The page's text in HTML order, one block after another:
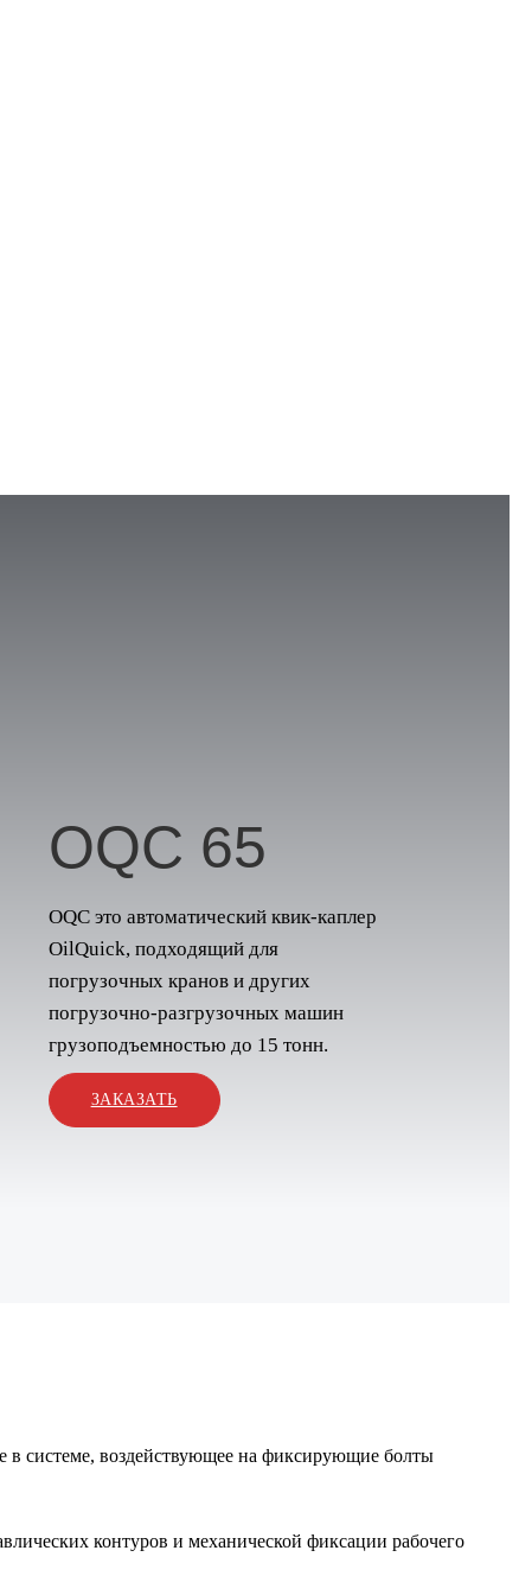
OQC 65
OQC это автоматический квик-каплер
OilQuick, подходящий для
погрузочных кранов и других
погрузочно-разгрузочных машин
грузоподъемностью до 15 тонн.
ЗАКАЗАТЬ
системе, воздействующее на фиксирующие болты
контуров и механической фиксации рабочего